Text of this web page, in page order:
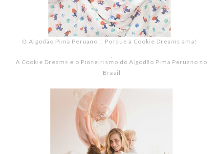
O Algodão Pima Peruano :: Porque a Cookie Dreams ama!
A Cookie Dreams e o Pioneirismo do Algodão Pima Peruano no
Brasil